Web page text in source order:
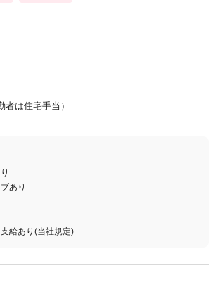
。
リラックスいただける様、お部屋はすべて個
を使いお客様のコリをほぐし、しっかり癒し
しを提供する為、当店ではお出迎えから見送
は一切ありません!
は住宅手当）
あり
給あり(当社規定)